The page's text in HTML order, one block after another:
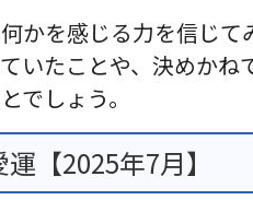
かを感じる力を信じて
いたことや、決めかね
でしょう。
【2025年7月】